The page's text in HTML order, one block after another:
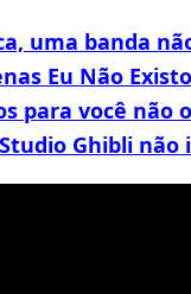
uma banda
Eu Não Existo
para você não
Ghibli